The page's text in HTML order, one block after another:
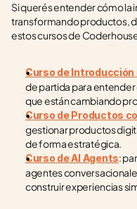
Si querés entender cómo la
transformando productos,
estos cursos de
Curso de
de partida para
que están cambiando
Curso de Productos
gestionar productos
de forma estratégica.
Curso de AI Agents:
agentes
construir experiencias